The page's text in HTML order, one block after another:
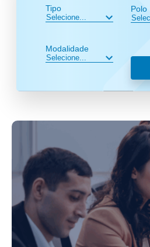
Tipo
Modalidade
Polo